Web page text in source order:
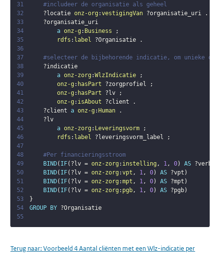
31
#includeer de organisatie als geheel
32
?locatie onz-org :vestigingVan ?organisatie_uri
.
33
?organisatie_uri
34
a onz-g : Business
;
35
rdfs : label ?Organisatie
.
36
37
#selecteer de bijbehorende indicatie, om unieke
38
?indicatie
39
a onz-zorg :WlzIndicatie
;
40
onz-g : hasPart ?zorgprofiel
;
41
onz-g : hasPart ?lv
;
42
onz-g : isAbout ?client
.
43
?client a onz-g : Human
.
44
?lv
45
a onz-zorg : Leveringsvorm
;
46
rdfs : label ?leveringsvorm_label
;
47
48
#Per financieringsstroom
49
BIND( IF( ?lv = onz-zorg : instelling , 1, 0) AS
50
BIND( IF( ?lv = onz-zorg :vpt , 1, 0) AS ?vpt )
51
BIND( IF( ?lv = onz-zorg :mpt , 1, 0) AS ?mpt )
52
BIND( IF( ?lv = onz-zorg : pgb, 1, 0) AS ?pgb)
53
}
54
GROUP BY ?Organisatie
55
Terug naar:Voorbeeld 4 Aantal cliënten met een Wlz-indicatie per